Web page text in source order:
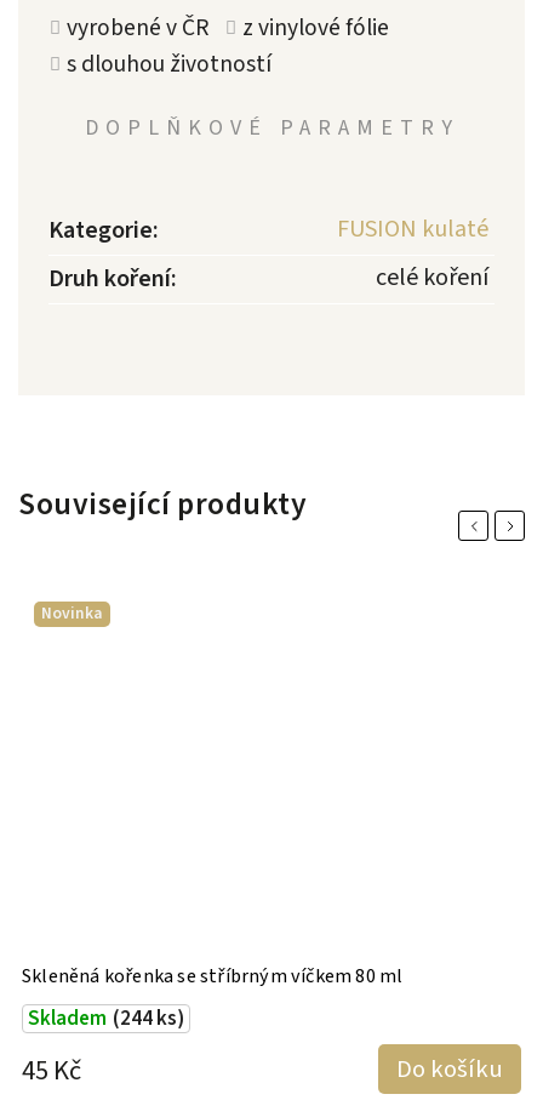
vyrobené v ČR
z vinylové fólie
s dlouhou životností
DOPLŇKOVÉ PARAMETRY
Kategorie:
FUSION kulaté
Druh koření: celé koření
Související produkty Previous
Novinka
Skleněná kořenka se stříbrným víčkem 80 ml
Skladem (244 ks)
45 Kč Do košíku
Next